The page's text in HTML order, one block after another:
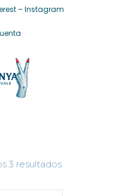
–Instagram
3 resultadosOrdenado